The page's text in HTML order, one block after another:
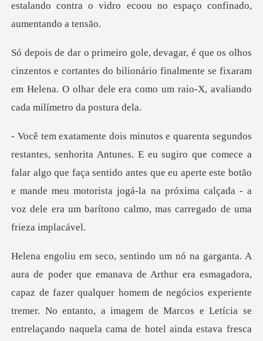
s e cortantes do bilionário finalmente se fixaram
em Helena. O olha
que comece a
falar algo que faça sentido antes que eu aperte este botão
e mande meu motorista jogá
experiente
tremer. No entanto, a imagem de Marcos e Letícia se
entrelaçando naquela cama de hotel ainda estava fresca